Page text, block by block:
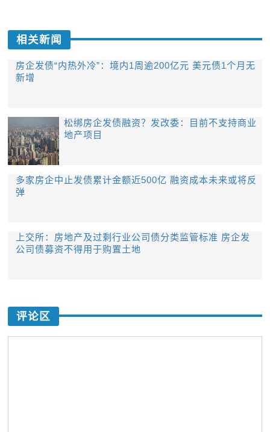
相关新闻
房企发债“内热外冷”：境内1周逾200亿元 美元债1个月无
新增
松绑房企发债融资？发改委：目前不支持商业
地产项目
​多家房企中止发债累计金额近500亿 融资成本未来或将反
弹
上交所：房地产及过剩行业公司债分类监管标准 房企发
公司债募资不得用于购置土地
评论区